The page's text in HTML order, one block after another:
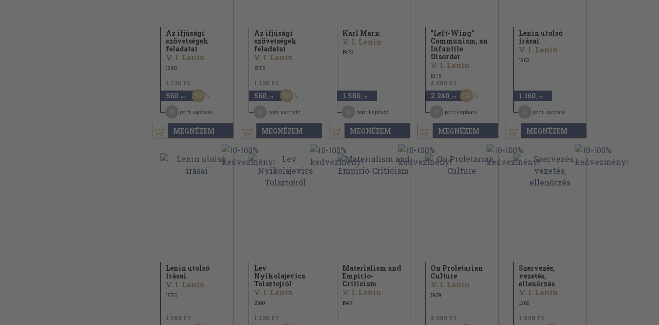
MEGNÉZEM
Az ifjúsági
szövetségek
feladatai
V. I. Lenin
1960
1.130 Ft
560 ,-Ft 50
pont kapható
MEGNÉZEM
Az ifjúsági
szövetségek
feladatai
V. I. Lenin
1976
1.130 Ft
560 ,-Ft 50
pont kapható
MEGNÉZEM
Karl Marx
V. I. Lenin
1978
1.580 ,-Ft
pont kapható
MEGNÉZEM
"Left-Wing"
Communism, an
Infantile
Disorder
V. I. Lenin
1975
4.480 Ft
2.240 ,-Ft 50
pont kapható
MEGNÉZEM
Lenin utolsó
írásai
V. I. Lenin
1963
1.160 ,-Ft
pont kapható
Lenin utolsó
írásai
V. I. Lenin
1976
1.160 Ft
Lev
Nyikolajevics
Tolsztojról
V. I. Lenin
1960
1.130 Ft
Materialism and
Empirio-
Criticism
V. I. Lenin
1947
On Proletarian
Culture
V. I. Lenin
1969
4.480 Ft
Szervezés,
vezetés,
ellenőrzés
V. I. Lenin
1968
1.940 Ft